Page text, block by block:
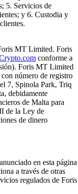
5. Servicios de
y 6. Custodia y
MT Limited. Foris
conforme a
Foris MT Limited
número de registro
7, Spinola Park, Triq
debidamente
de Malta para
de la Ley de
de dinero
en esta página
a través de otras
regulados de Foris